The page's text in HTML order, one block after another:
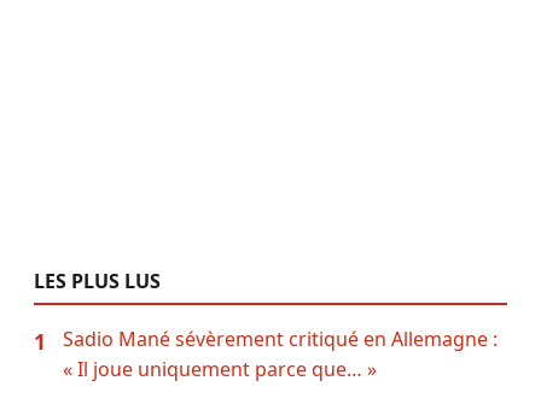
LES PLUS LUS
1
Sadio Mané sévèrement critiqué en Allemagne :
« Il joue uniquement parce que… »